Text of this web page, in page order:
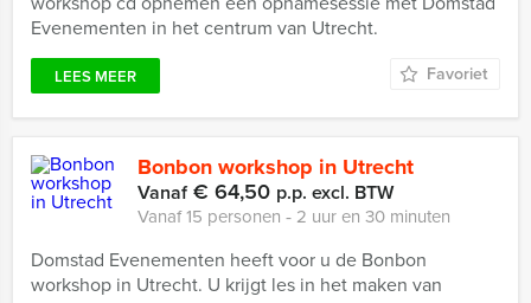
Evenementen in het centrum van Utrecht.
LEES MEER Favoriet
Bonbon workshop in Utrecht
Vanaf€ 64,50 p.p. excl. BTW
Vanaf 15 personen ‐ 2 uur en 30 minuten
Domstad Evenementen heeft voor u de Bonbon
workshop in Utrecht. U krijgt les in het maken van